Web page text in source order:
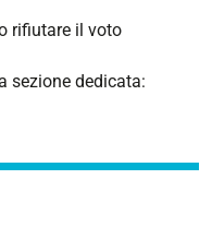
rifiutare il voto
sezione dedicata: